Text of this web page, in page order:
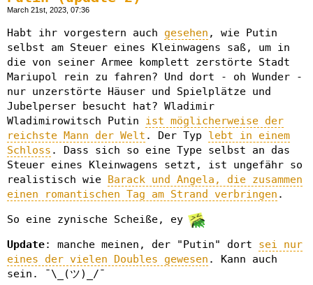
March 21st, 2023, 07:36
Habt ihr vorgestern auch gesehen , wie Putin
selbst am Steuer eines Kleinwagens saß, um in
die von seiner Armee komplett zerstörte Stadt
Mariupol rein zu fahren? Und dort - oh Wunder -
nur unzerstörte Häuser und Spielplätze und
Jubelperser besucht hat? Wladimir
Wladimirowitsch Putin ist möglicherweise der
reichste Mann der Welt . Der Typ lebt in einem
Schloss . Dass sich so eine Type selbst an das
Steuer eines Kleinwagens setzt, ist ungefähr so
realistisch wie Barack und Angela, die zusammen
einen romantischen Tag am Strand verbringen .
So eine zynische Scheiße, ey
Update: manche meinen, der "Putin" dort sei nur
eines der vielen Doubles gewesen . Kann auch
sein. ¯\_(ツ)_/¯